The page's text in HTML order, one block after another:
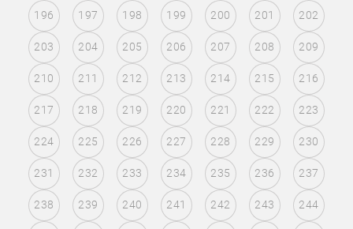
196 197 198 199 200 201 202
203 204 205 206 207 208 209
210 211 212 213 214 215 216
217 218 219 220 221 222 223
224 225 226 227 228 229 230
231 232 233 234 235 236 237
238 239 240 241 242 243 244